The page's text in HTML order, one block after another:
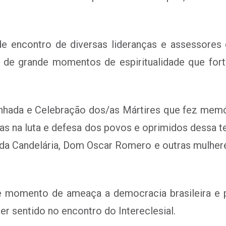
encontro de diversas lideranças e
grande momentos de espiritualidade que
e Celebração dos/as Mártires que fez
na luta e defesa dos povos e oprimidos dessa
Candelária, Dom Oscar Romero e outras
de ameaça a democracia brasileira
sentido no encontro do Intereclesial.